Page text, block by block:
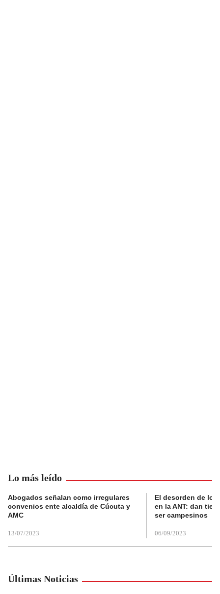
Lo más leído
Abogados señalan como irregulares
convenios ente alcaldía de Cúcuta y
AMC
13/07/2023
El desorden de
en la ANT: dan
ser campesinos
06/09/2023
Últimas Noticias